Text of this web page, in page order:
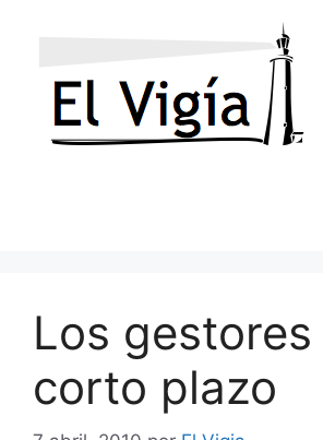
Los gestores
corto plazo